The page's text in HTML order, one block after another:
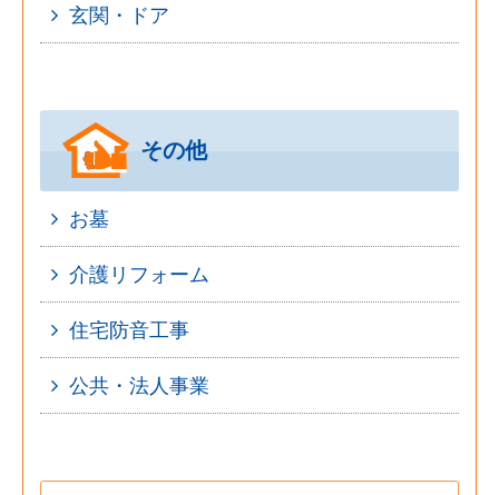
玄関・ドア
その他
お墓
介護リフォーム
住宅防音工事
公共・法人事業